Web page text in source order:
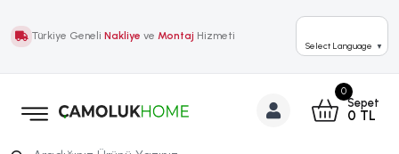
Türkiye Geneli Nakliye ve Montaj Hizmeti
Select Language ▼
0
Sepet
0 TL